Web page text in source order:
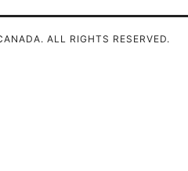
ALL RIGHTS RESERVED.